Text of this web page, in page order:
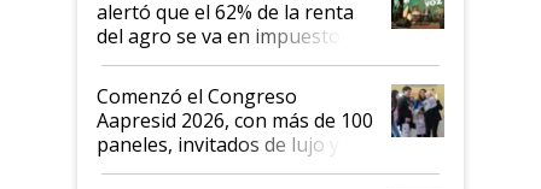
alertó que el 62% de la renta
del agro se va en impuestos:
"No es bueno que en
Argentina se sigan discutiendo
las mismas cosas de hace 50
años"
Comenzó el Congreso
Aapresid 2026, con más de 100
paneles, invitados de lujo y
todas las tendencias